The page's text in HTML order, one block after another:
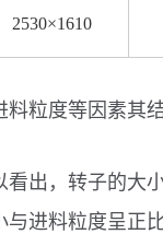
2530×1610
粒度等因素其
看出，转子的大
进料粒度呈正